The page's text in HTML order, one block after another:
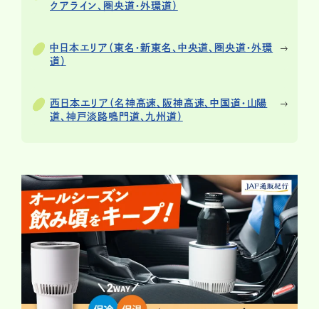
クアライン、圏央道・外環道）
中日本エリア（東名・新東名、中央道、圏央道・外環
道）
西日本エリア（名神高速、阪神高速、中国道・山陽
道、神戸淡路鳴門道、九州道）